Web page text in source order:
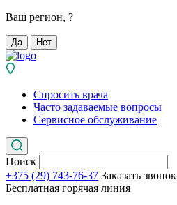
Ваш регион, ?
Да Нет
Спросить врача
Часто задаваемые вопросы
Сервисное обслуживание
Поиск
+375 (29) 743-76-37 Заказать звонок
Бесплатная горячая линия